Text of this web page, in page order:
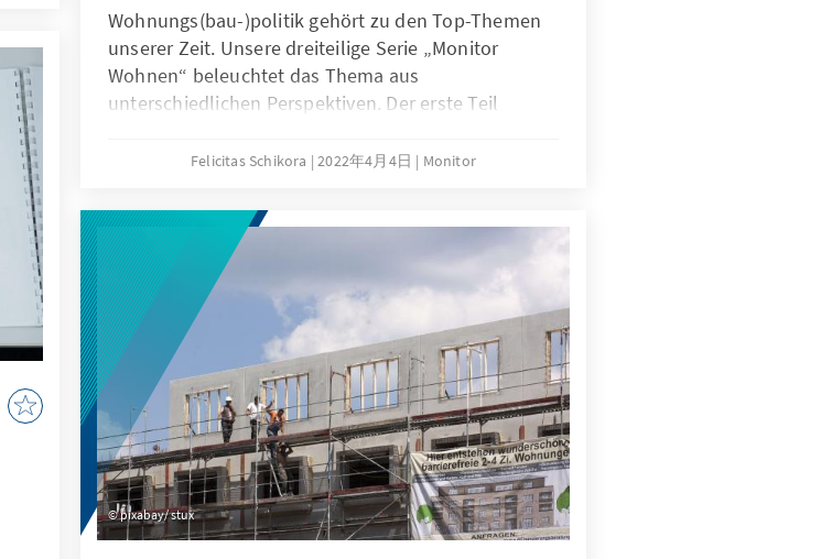
Wohnungs(bau-)politik gehört zu den Top-Themen
unserer Zeit. Unsere dreiteilige Serie „Monitor
Wohnen“ beleuchtet das Thema aus
unterschiedlichen Perspektiven. Der erste Teil
abhalten, Wohneigentum aufzubauen.
Felicitas Schikora 2022年4月4日 Monitor
pixabay/ stux